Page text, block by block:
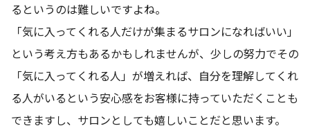
るというのは難しいですよね。
「気に入ってくれる人だけが集まるサロンになればいい」
という考え方もあるかもしれませんが、少しの努力でその
「気に入ってくれる人」が増えれば、自分を理解してくれ
る人がいるという安心感をお客様に持っていただくことも
できますし、サロンとしても嬉しいことだと思います。